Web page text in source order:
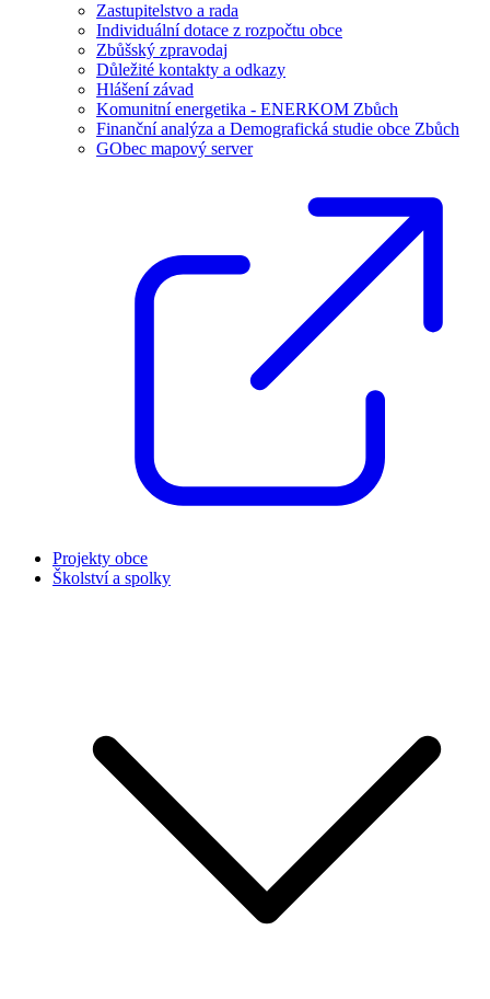
Zastupitelstvo a rada
Individuální dotace z rozpočtu obce
Zbůšský zpravodaj
Důležité kontakty a odkazy
Hlášení závad
Komunitní energetika - ENERKOM Zbůch
Finanční analýza a Demografická studie obce Zbůch
GObec mapový server
Projekty obce
Školství a spolky